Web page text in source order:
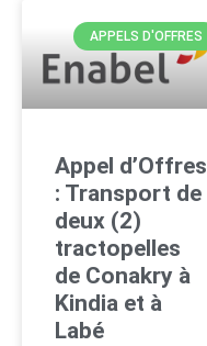
APPELS D'OFFRES
Appel d’Offres
: Transport de
deux (2)
tractopelles
de Conakry à
Kindia et à
Labé